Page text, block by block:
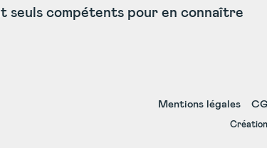
seuls compétents pour en connaître
Mentions légales